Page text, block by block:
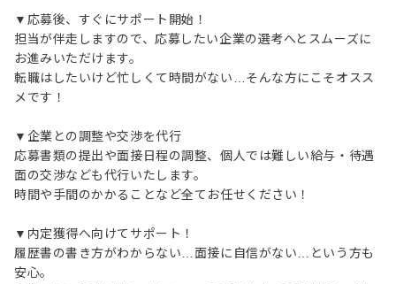
▼応募後、すぐにサポート開始！
担当が伴走しますので、応募したい企業の選考へとスムーズに
お進みいただけます。
転職はしたいけど忙しくて時間がない…そんな方にこそオスス
メです！
▼企業との調整や交渉を代行
応募書類の提出や面接日程の調整、個人では難しい給与・待遇
面の交渉なども代行いたします。
時間や手間のかかることなど全てお任せください！
▼内定獲得へ向けてサポート！
履歴書の書き方がわからない…面接に自信がない…という方も
安心。